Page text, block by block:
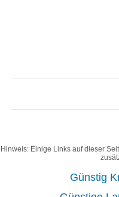
Hinweis: Einige Links auf dieser
Günstig